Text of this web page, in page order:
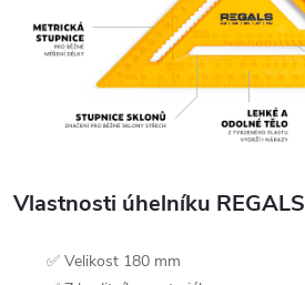
Vlastnosti úhelníku REGALS
✅ Velikost 180 mm